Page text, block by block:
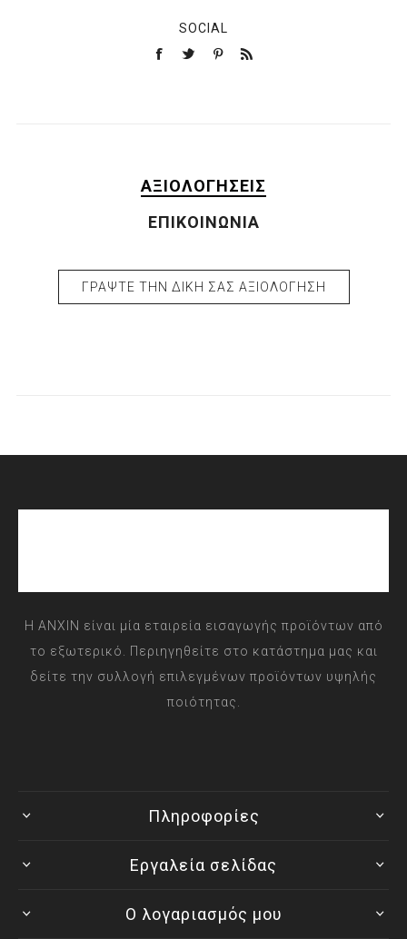
SOCIAL
ΑΞΙΟΛΟΓΉΣΕΙΣ
ΕΠΙΚΟΙΝΩΝΊΑ
ΓΡΆΨΤΕ ΤΗΝ ΔΙΚΉ ΣΑΣ ΑΞΙΟΛΌΓΗΣΗ
Η ANXIN είναι μία εταιρεία εισαγωγής προϊόντων από
το εξωτερικό. Περιηγηθείτε στο κατάστημα μας και
δείτε την συλλογή επιλεγμένων προϊόντων υψηλής
ποιότητας.
Πληροφορίες
Εργαλεία σελίδας
Ο λογαριασμός μου